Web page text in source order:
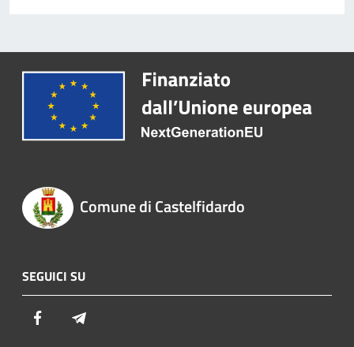
Comune di Castelfidardo
SEGUICI SU
Facebook